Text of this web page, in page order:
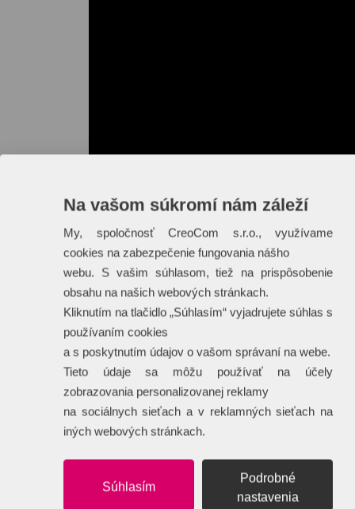
Na vašom súkromí nám záleží
My, spoločnosť CreoCom s.r.o., využívame
cookies na zabezpečenie fungovania nášho
webu. S vašim súhlasom, tiež na prispôsobenie
obsahu na našich webových stránkach.
Kliknutím na tlačidlo „Súhlasím“ vyjadrujete súhlas s
používaním cookies
a s poskytnutím údajov o vašom správaní na webe.
Tieto údaje sa môžu používať na účely
zobrazovania personalizovanej reklamy
na sociálnych sieťach a v reklamných sieťach na
iných webových stránkach.
Súhlasím
Podrobné
nastavenia